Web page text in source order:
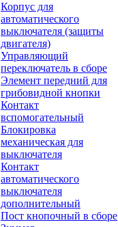
Корпус для
автоматического
выключателя (защиты
двигателя)
Управляющий
переключатель в сборе
Элемент передний для
грибовидной кнопки
Контакт
вспомогательный
Блокировка
механическая для
выключателя
Контакт
автоматического
выключателя
дополнительный
Пост кнопочный в сборе